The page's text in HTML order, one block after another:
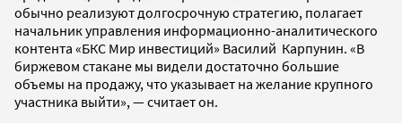
обычно реализуют долгосрочную стратегию, полагает
начальник управления информационно-аналитического
контента «БКС Мир инвестиций» Василий Карпунин. «В
биржевом стакане мы видели достаточно большие
объемы на продажу, что указывает на желание крупного
участника выйти», — считает он.